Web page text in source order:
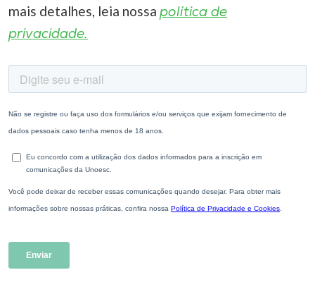
mais detalhes, leia nossa política de
privacidade.